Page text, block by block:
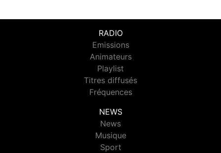
RADIO
Emissions
Animateurs
Playlist
Titres diffusés
Fréquences
NEWS
News
Musique
Sport